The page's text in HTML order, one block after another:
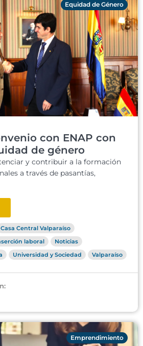
Equidad de Género
con ENAP con
de género
y contribuir a la formación
a través de pasantías,
Casa Central Valparaíso
laboral
Noticias
Universidad y Sociedad Valparaíso
Emprendimiento